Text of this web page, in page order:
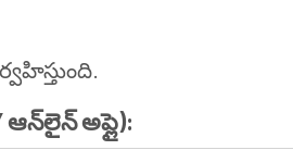
అప్లై):